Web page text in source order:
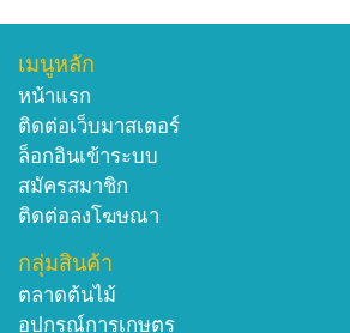
เมนูหลัก
หน้าแรก
ติดต่อเว็บมาสเตอร์
ล็อกอินเข้าระบบ
สมัครสมาชิก
ติดต่อลงโฆษณา
กลุ่มสินค้า
ตลาดต้นไม้
อุปกรณ์การเกษตร